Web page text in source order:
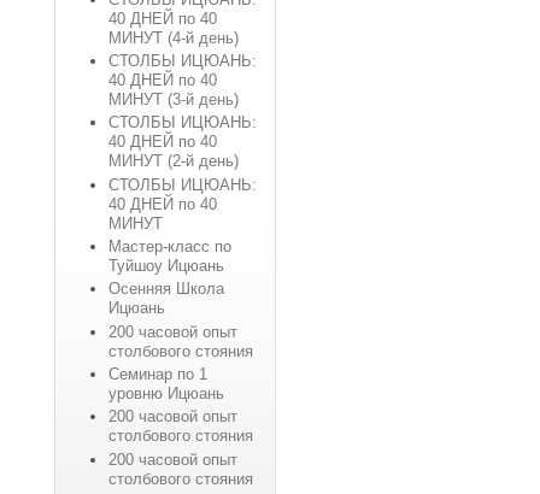
40 ДНЕЙ по 40
МИНУТ (4-й день)
СТОЛБЫ ИЦЮАНЬ:
40 ДНЕЙ по 40
МИНУТ (3-й день)
СТОЛБЫ ИЦЮАНЬ:
40 ДНЕЙ по 40
МИНУТ (2-й день)
СТОЛБЫ ИЦЮАНЬ:
40 ДНЕЙ по 40
МИНУТ
Мастер-класс по
Туйшоу Ицюань
Осенняя Школа
Ицюань
200 часовой опыт
столбового стояния
Семинар по 1
уровню Ицюань
200 часовой опыт
столбового стояния
200 часовой опыт
столбового стояния